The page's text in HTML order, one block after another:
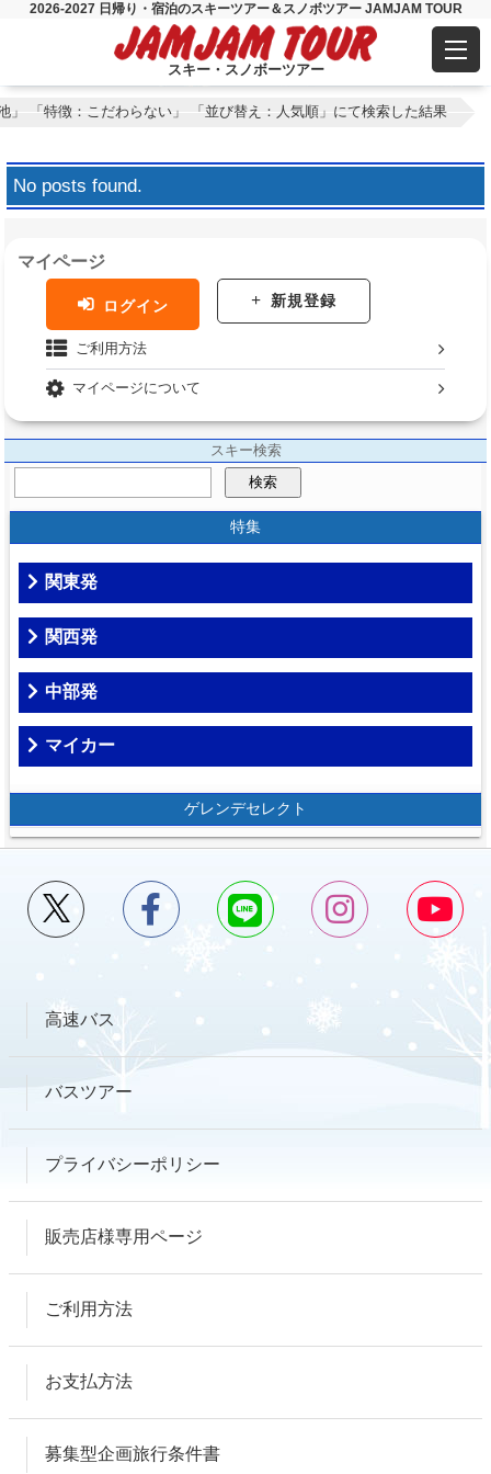
2026-2027 日帰り・宿泊のスキーツアー＆スノボツアー JAMJAM TOUR
スキー・スノボーツアー
「特徴：こだわらない」 「並び替え：人気順」にて検索した結果
No posts found.
マイページ
ログイン 新規登録
ご利用方法
マイページについて
スキー検索
検索
特集
関東発
関西発
中部発
マイカー
ゲレンデセレクト
高速バス
バスツアー
プライバシーポリシー
販売店様専用ページ
ご利用方法
お支払方法
募集型企画旅行条件書